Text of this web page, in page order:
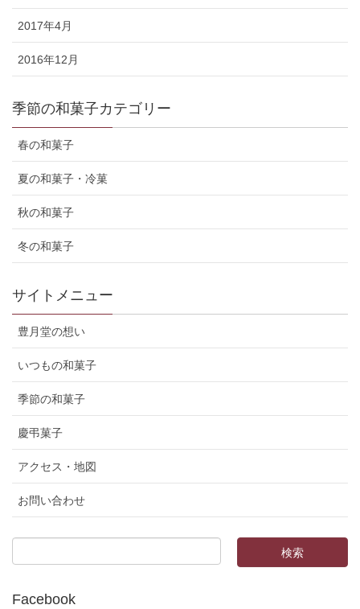
2017年4月
2016年12月
季節の和菓子カテゴリー
春の和菓子
夏の和菓子・冷菓
秋の和菓子
冬の和菓子
サイトメニュー
豊月堂の想い
いつもの和菓子
季節の和菓子
慶弔菓子
アクセス・地図
お問い合わせ
Facebook